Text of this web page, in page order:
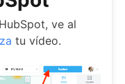
ve al
tu vídeo.